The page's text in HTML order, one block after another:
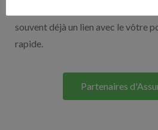
souvent déjà un lien avec le vôtre
rapide.
Partenaires